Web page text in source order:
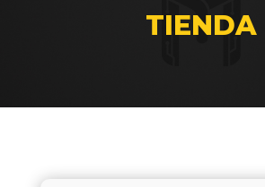
TIENDA